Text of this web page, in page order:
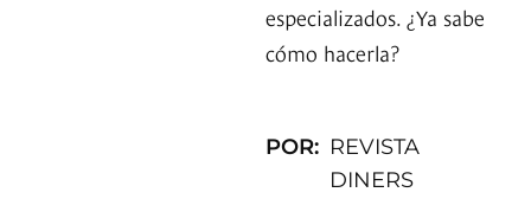
especializados. ¿Ya sabe
cómo hacerla?
POR: REVISTA
DINERS